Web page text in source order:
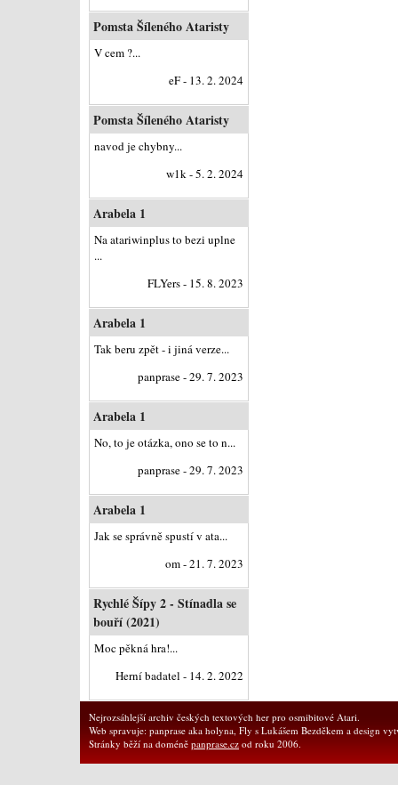
Pomsta Šíleného Ataristy
V cem ?...
eF - 13. 2. 2024
Pomsta Šíleného Ataristy
navod je chybny...
w1k - 5. 2. 2024
Arabela 1
Na atariwinplus to bezi uplne
...
FLYers - 15. 8. 2023
Arabela 1
Tak beru zpět - i jiná verze...
panprase - 29. 7. 2023
Arabela 1
No, to je otázka, ono se to n...
panprase - 29. 7. 2023
Arabela 1
Jak se správně spustí v ata...
om - 21. 7. 2023
Rychlé Šípy 2 - Stínadla se
bouří (2021)
Moc pěkná hra!...
Herní badatel - 14. 2. 2022
Nejrozsáhlejší archiv českých textových her pro osmibitové Atari.
Web spravuje: panprase aka holyna, Fly s Lukášem Bezděkem a design
Stránky běží na doméně panprase.cz od roku 2006.